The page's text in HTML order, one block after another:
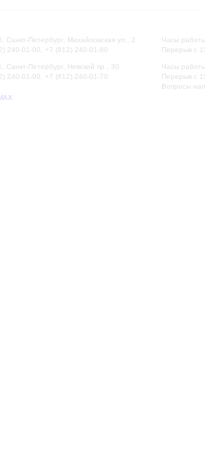
Санкт-Петербург, Михайловская ул., 2
240-01-00, +7 (812) 240-01-80
Санкт-Петербург, Невский пр., 30
240-01-00, +7 (812) 240-01-70
Часы
Перерыв с
Часы
Перерыв с
Вопросы